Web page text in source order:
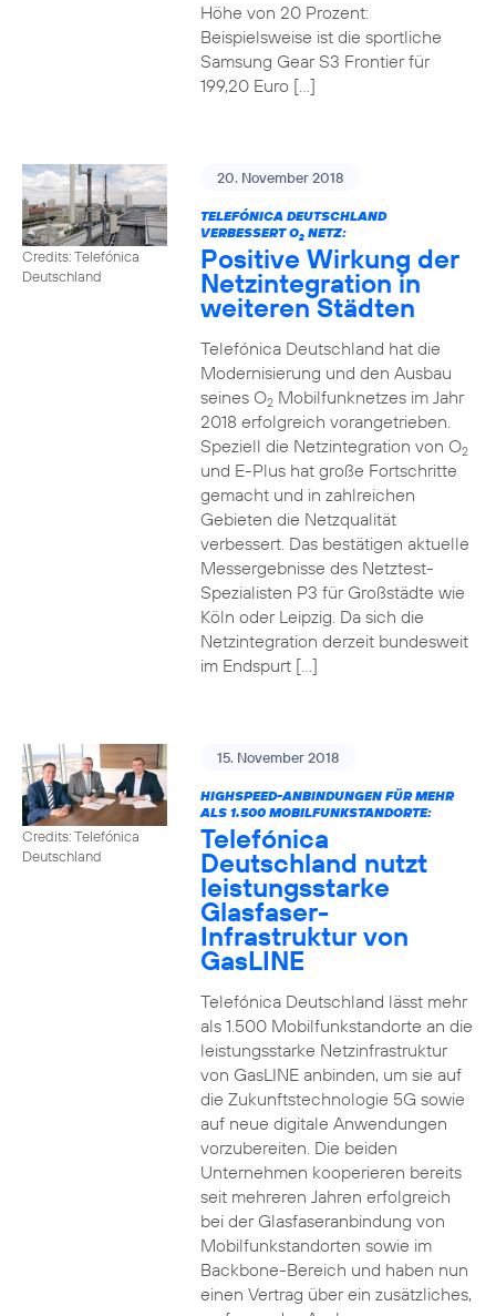
Höhe von 20 Prozent:
Beispielsweise ist die sportliche
Samsung Gear S3 Frontier für
199,20 Euro […]
Credits: Telefónica
Deutschland
20. November 2018
TELEFÓNICA DEUTSCHLAND
VERBESSERT O2NETZ:
Positive Wirkung der
Netzintegration in
weiteren Städten
Telefónica Deutschland hat die
Modernisierung und den Ausbau
seines O2Mobilfunknetzes im Jahr
2018 erfolgreich vorangetrieben.
Speziell die Netzintegration von O2
und E-Plus hat große Fortschritte
gemacht und in zahlreichen
Gebieten die Netzqualität
verbessert. Das bestätigen aktuelle
Messergebnisse des Netztest-
Spezialisten P3 für Großstädte wie
Köln oder Leipzig. Da sich die
Netzintegration derzeit bundesweit
im Endspurt […]
Credits: Telefónica
Deutschland
15. November 2018
HIGHSPEED-ANBINDUNGEN FÜR MEHR
ALS 1.500 MOBILFUNKSTANDORTE:
Telefónica
Deutschland nutzt
leistungsstarke
Glasfaser-
Infrastruktur von
GasLINE
Telefónica Deutschland lässt mehr
als 1.500 Mobilfunkstandorte an die
leistungsstarke Netzinfrastruktur
von GasLINE anbinden, um sie auf
die Zukunftstechnologie 5G sowie
auf neue digitale Anwendungen
vorzubereiten. Die beiden
Unternehmen kooperieren bereits
seit mehreren Jahren erfolgreich
bei der Glasfaseranbindung von
Mobilfunkstandorten sowie im
Backbone-Bereich und haben nun
einen Vertrag über ein zusätzliches,